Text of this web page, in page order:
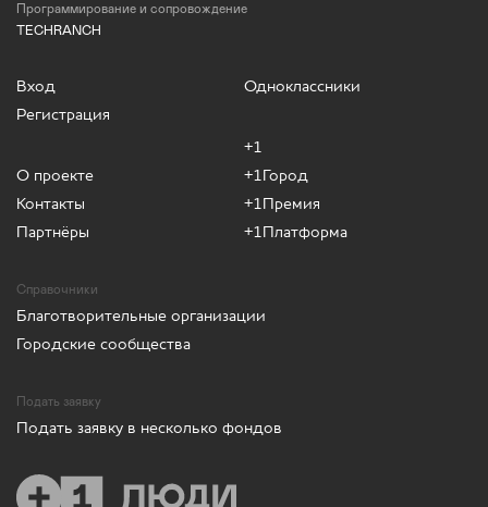
Программирование и сопровождение
TECHRANCH
Вход
Регистрация
О проекте
Контакты
Партнёры
Одноклассники
+1
+1Город
+1Премия
+1Платформа
Справочники
Благотворительные организации
Городские сообщества
Подать заявку
Подать заявку в несколько фондов